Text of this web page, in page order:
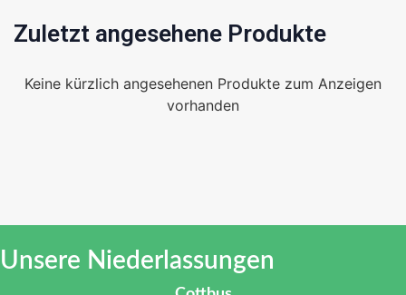
Zuletzt angesehene Produkte
Keine kürzlich angesehenen Produkte zum Anzeigen
vorhanden
Unsere Niederlassungen